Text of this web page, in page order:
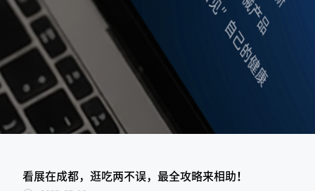
看展在成都，逛吃两不误，最全攻略来相助！